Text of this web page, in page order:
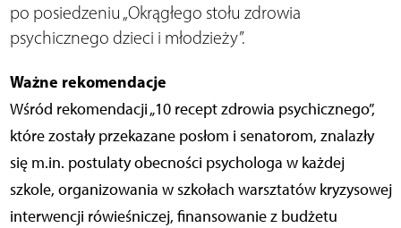
po posiedzeniu „Okrągłego stołu zdrowia
psychicznego dzieci i młodzieży”.
Ważne rekomendacje
Wśród rekomendacji „10 recept zdrowia psychicznego”,
które zostały przekazane posłom i senatorom, znalazły
się m.in. postulaty obecności psychologa w każdej
szkole, organizowania w szkołach warsztatów kryzysowej
interwencji rówieśniczej, finansowanie z budżetu